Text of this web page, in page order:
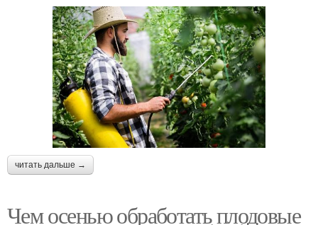
читать дальше →
Чем осенью обработать плодовые